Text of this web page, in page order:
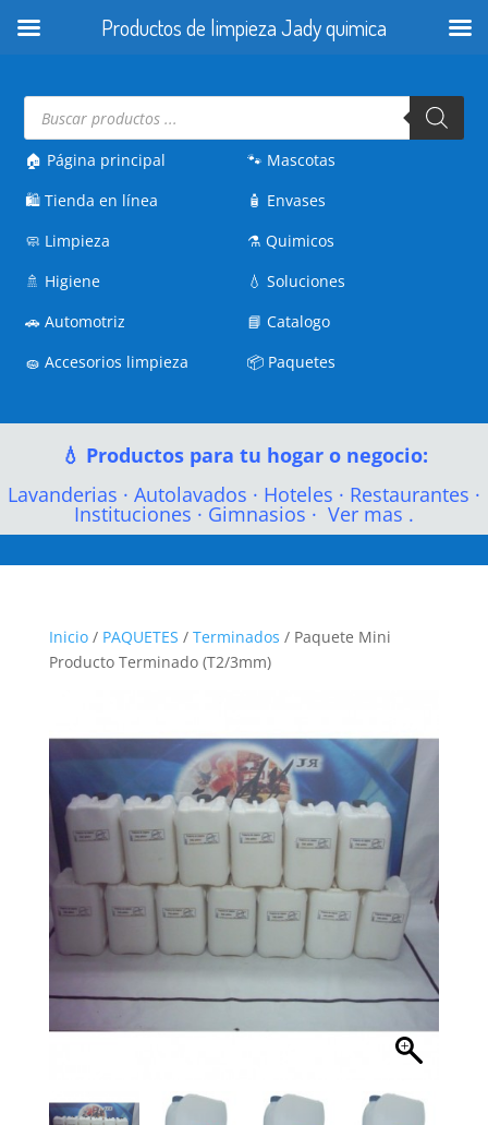
Búsqueda
productos
🏠 Página principal
🛍️Tienda en línea
🧼 Limpieza
🚿 Higiene
🚗Automotriz
🧽Accesorios limpieza
🐾 Mascotas
🧴 Envases
⚗️Quimicos
💧Soluciones
📘Catalogo
📦 Paquetes
💧 Productos para tu hogar o negocio:
Lavanderias · Autolavados · Hoteles · Restaurantes ·
Instituciones · Gimnasios · Ver mas .
Inicio/ PAQUETES / Terminados / Paquete Mini
Producto Terminado (T2/3mm)
Productos de limpieza Jady quimica